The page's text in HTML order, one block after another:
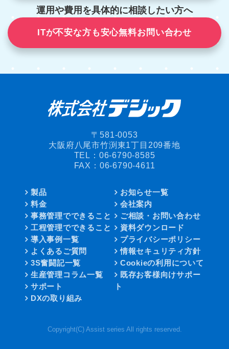
運用や費用を具体的に相談したい方へ
ITが不安な方も安心無料お問い合わせ
〒581-0053
大阪府八尾市竹渕東1丁目209番地
TEL： 06-6790-8585
FAX：06-6790-4611
製品
料金
事務管理でできること
工程管理でできること
導入事例一覧
よくあるご質問
3S奮闘記一覧
生産管理コラム一覧
サポート
DXの取り組み
お知らせ一覧
会社案内
ご相談・お問い合わせ
資料ダウンロード
プライバシーポリシー
情報セキュリティ方針
Cookieの利用について
既存お客様向けサポー
ト
Copyright(C) Assist series All rights reserved.